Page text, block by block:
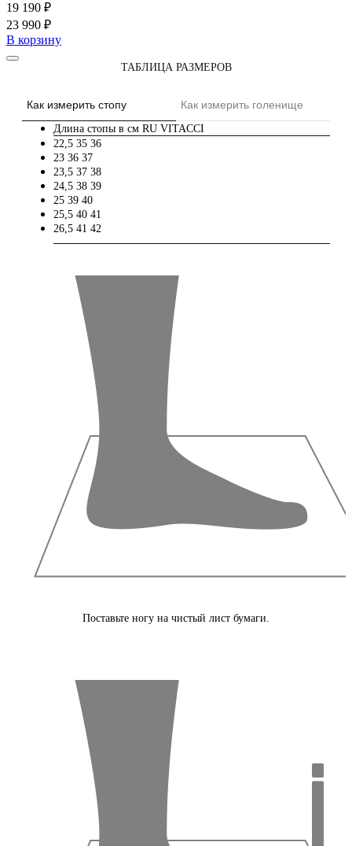
19 190 ₽
23 990 ₽
В корзину
ТАБЛИЦА РАЗМЕРОВ
Как измерить стопу Как измерить голенище
Длина стопы в см RU VITACCI
22,5 35 36
23 36 37
23,5 37 38
24,5 38 39
25 39 40
25,5 40 41
26,5 41 42
Поставьте ногу на чистый лист бумаги.